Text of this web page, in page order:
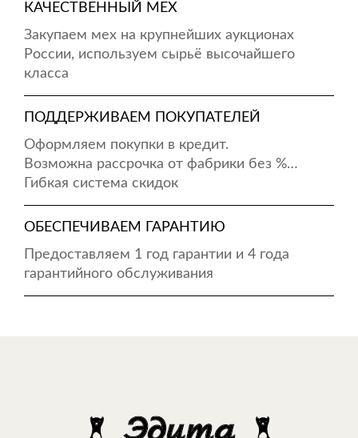
КАЧЕСТВЕННЫЙ МЕХ
Закупаем мех на крупнейших аукционах
России, используем сырьё высочайшего
класса
ПОДДЕРЖИВАЕМ ПОКУПАТЕЛЕЙ
Оформляем покупки в кредит.
Возможна рассрочка от фабрики без %…
Гибкая система скидок
ОБЕСПЕЧИВАЕМ ГАРАНТИЮ
Предоставляем 1 год гарантии и 4 года
гарантийного обслуживания